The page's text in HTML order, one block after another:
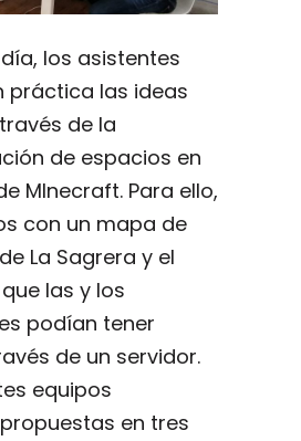
los asistentes
práctica las ideas
de la
de espacios en
MInecraft. Para ello,
con un mapa de
La Sagrera y el
las y los
podían tener
de un servidor.
equipos
en tres